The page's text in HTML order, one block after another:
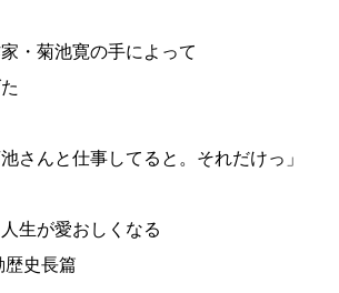
・菊池寛の手によって
さんと仕事してると。それだけっ」
生が愛おしくなる
歴史長篇